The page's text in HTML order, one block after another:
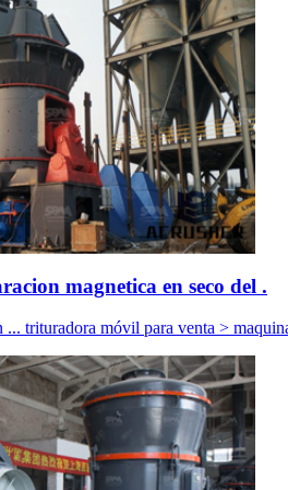
magnetica en seco del .
... trituradora móvil para venta >